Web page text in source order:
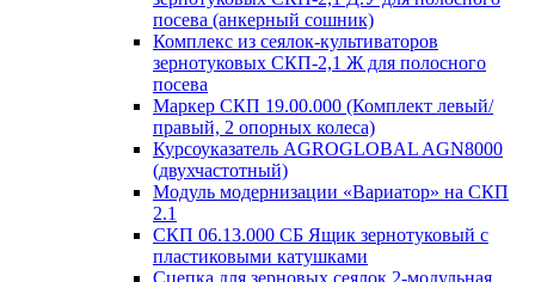
посева (анкерный сошник)
Комплекс из сеялок-культиваторов
зернотуковых СКП-2,1 Ж для полосного
посева
Маркер СКП 19.00.000 (Комплект левый/
правый, 2 опорных колеса)
Курсоуказатель AGROGLOBAL AGN8000
(двухчастотный)
Модуль модернизации «Вариатор» на СКП
2.1
СКП 06.13.000 СБ Ящик зернотуковый с
пластиковыми катушками
Сцепка для зерновых сеялок 2-модульная